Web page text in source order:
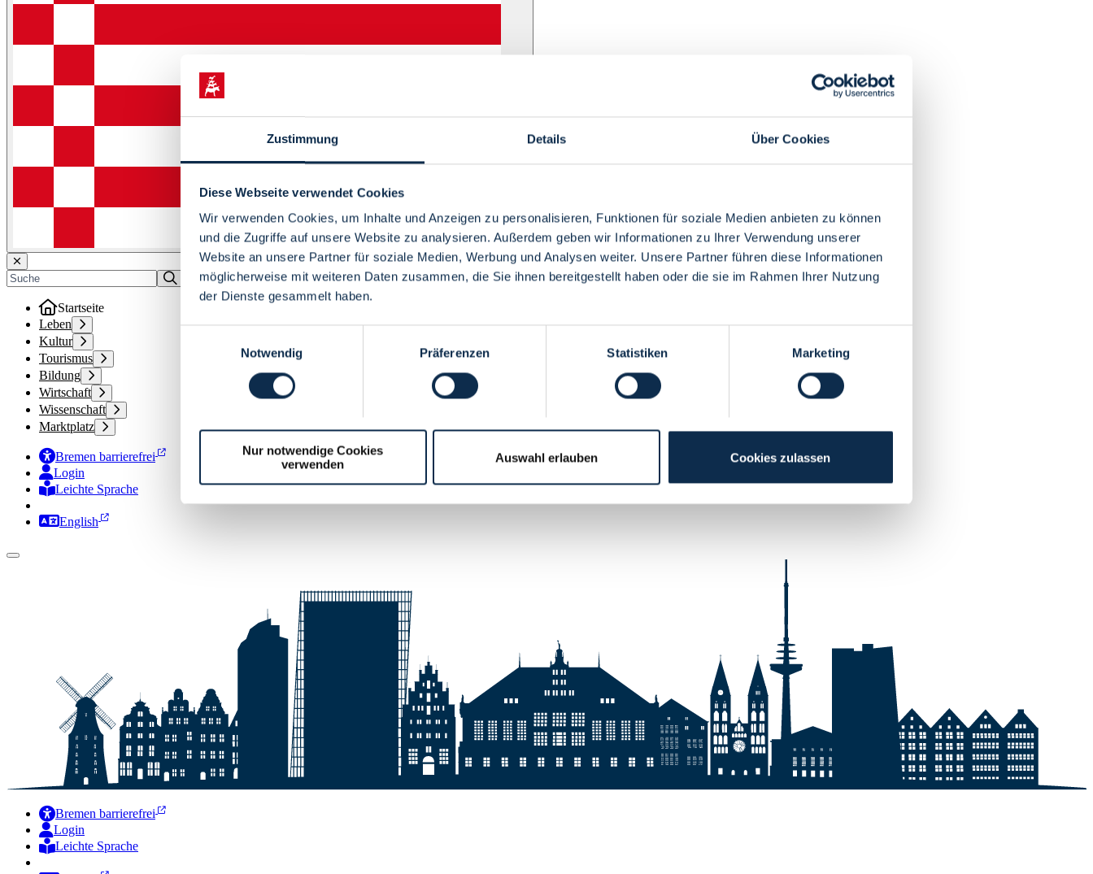
Zustimmung Details Über Cookies
Diese Webseite verwendet Cookies
Wir verwenden Cookies, um Inhalte und Anzeigen zu personalisieren, Funktionen für soziale Medien anbieten zu können
und die Zugriffe auf unsere Website zu analysieren. Außerdem geben wir Informationen zu Ihrer Verwendung unserer
Website an unsere Partner für soziale Medien, Werbung und Analysen weiter. Unsere Partner führen diese Informationen
möglicherweise mit weiteren Daten zusammen, die Sie ihnen bereitgestellt haben oder die sie im Rahmen Ihrer Nutzung
der Dienste gesammelt haben.
Notwendig
Präferenzen Statistiken Marketing
Nur notwendige Cookies
verwenden
Auswahl erlauben Cookies zulassen
Menü
Startseite
Leben
Kultur
Tourismus
Bildung
Wirtschaft
Wissenschaft
Marktplatz
Bremen barrierefrei
Login
Leichte Sprache
Zur Deutschen Gebärdensprache
English
Bremen barrierefrei
Login
Leichte Sprache